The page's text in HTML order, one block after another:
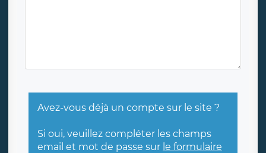
Avez-vous déjà un compte sur le site ?
Si oui, veuillez compléter les champs
email et mot de passe sur le formulaire